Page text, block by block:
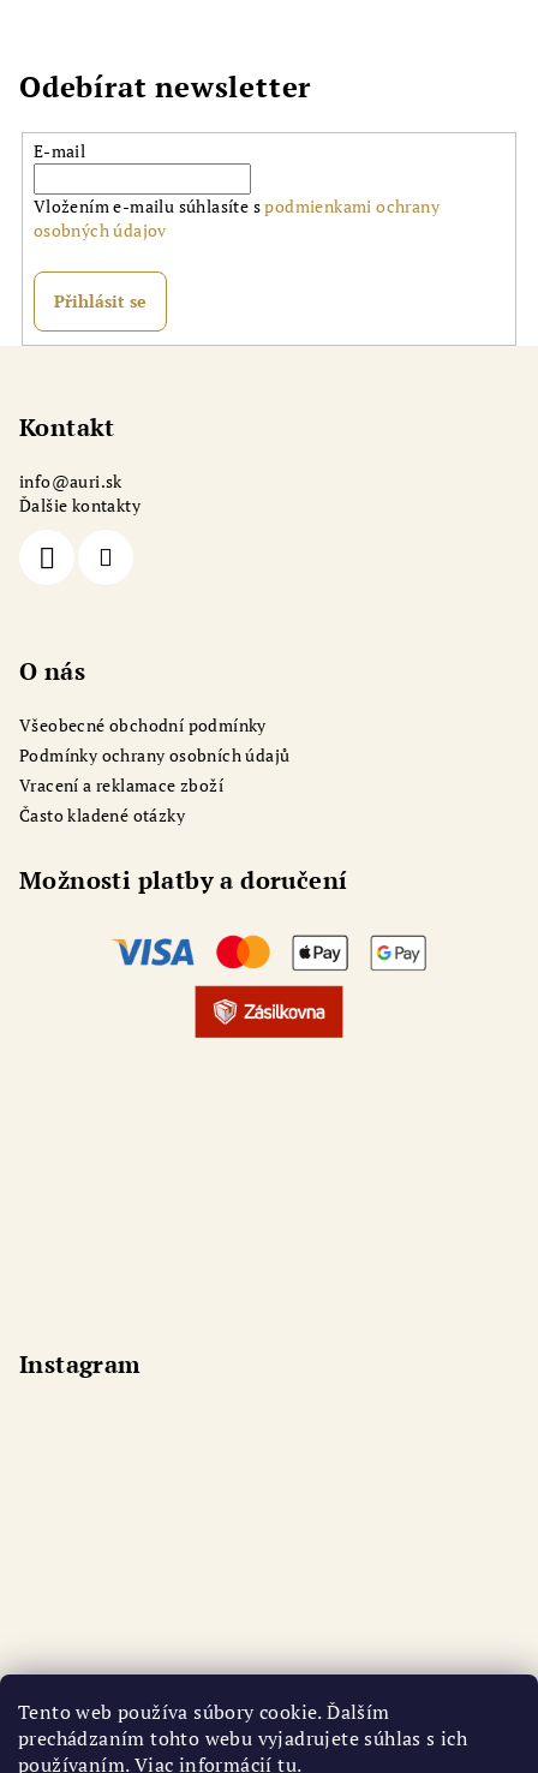
Tento web používa súbory cookie. Ďalším
prechádzaním tohto webu vyjadrujete súhlas s ich
používaním. Viac informáciítu.
á
d
a
p
v
Odebírat newsletter
E-mail
Vložením e-mailu súhlasíte spodmienkami ochrany
osobných údajov
Přihlásit se
Kontakt
info@auri.sk
Ďalšie kontakty
O nás
Všeobecné obchodní podmínky
Podmínky ochrany osobních údajů
Vracení a reklamace zboží
Často kladené otázky
Možnosti platby a doručení
Instagram